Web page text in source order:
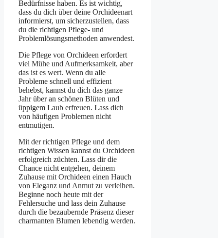
Bedürfnisse haben. Es ist wichtig,
dass du dich über deine Orchideenart
informierst, um sicherzustellen, dass
du die richtigen Pflege- und
Problemlösungsmethoden anwendest.
Die Pflege von Orchideen erfordert
viel Mühe und Aufmerksamkeit, aber
das ist es wert. Wenn du alle
Probleme schnell und effizient
behebst, kannst du dich das ganze
Jahr über an schönen Blüten und
üppigem Laub erfreuen. Lass dich
von häufigen Problemen nicht
entmutigen.
Mit der richtigen Pflege und dem
richtigen Wissen kannst du Orchideen
erfolgreich züchten. Lass dir die
Chance nicht entgehen, deinem
Zuhause mit Orchideen einen Hauch
von Eleganz und Anmut zu verleihen.
Beginne noch heute mit der
Fehlersuche und lass dein Zuhause
durch die bezaubernde Präsenz dieser
charmanten Blumen lebendig werden.